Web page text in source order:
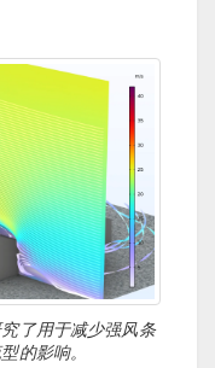
了用于减少强风条
的影响。